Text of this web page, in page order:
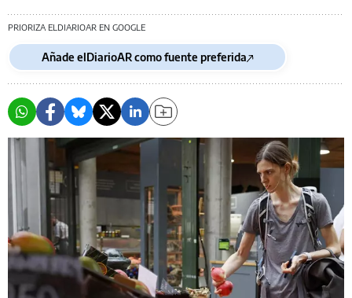
PRIORIZA ELDIARIOAR EN GOOGLE
Añade elDiarioAR como fuente preferida